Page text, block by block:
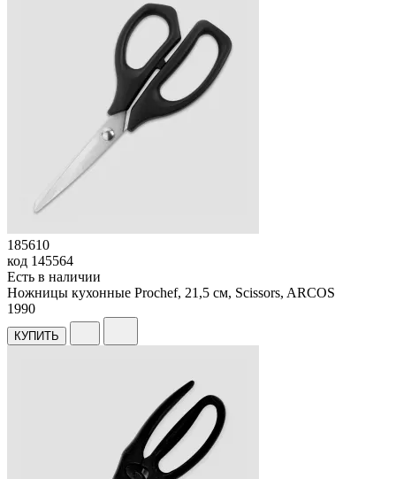
185610
код 145564
Есть в наличии
Ножницы кухонные Prochef, 21,5 см, Scissors, ARCOS
1990
КУПИТЬ